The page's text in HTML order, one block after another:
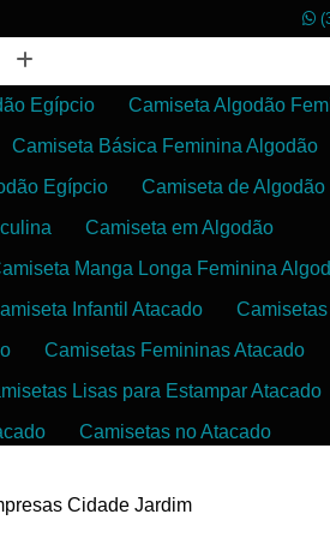
Egípcio
Camiseta Algodão
Camiseta Básica Feminina Algodão
Egípcio
Camiseta de
Camiseta em Algodão
Manga Longa Feminina
Infantil Atacado
Camisetas Femininas Atacado
Lisas para Estampar Atacado
Camisetas no Atacado
Confecção de Roupas
Cidade Jardim